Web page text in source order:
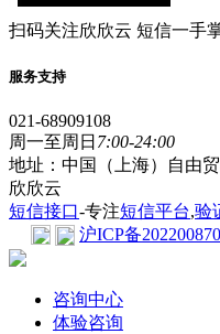
扫码关注欣欣云 短信一手
服务支持
021-68909108
周一至周日 7:00-24:00
地址：中国（上海）自由
欣欣云
短信接口-专注短信平台,验
沪ICP备
咨询中心
体验咨询